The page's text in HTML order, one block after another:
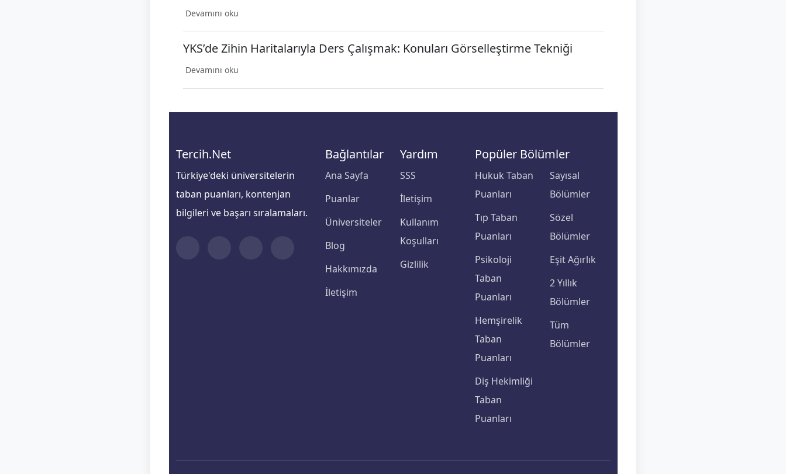
Devamını oku
YKS’de Zihin Haritalarıyla Ders Çalışmak: Konuları Görselleştirme Tekniği
Devamını oku
Tercih.Net
Türkiye'deki üniversitelerin
taban puanları, kontenjan
bilgileri ve başarı sıralamaları.
Bağlantılar
Ana Sayfa
Puanlar
Üniversiteler
Blog
Hakkımızda
İletişim
Yardım
SSS
İletişim
Kullanım
Koşulları
Gizlilik
Popüler Bölümler
Hukuk Taban
Puanları
Tıp Taban
Puanları
Psikoloji
Taban
Puanları
Hemşirelik
Taban
Puanları
Diş Hekimliği
Taban
Puanları
Sayısal
Bölümler
Sözel
Bölümler
Eşit Ağırlık
2 Yıllık
Bölümler
Tüm
Bölümler